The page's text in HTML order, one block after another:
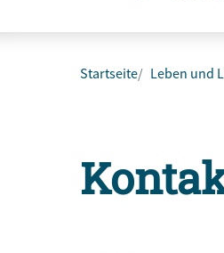
Startseite Leben und